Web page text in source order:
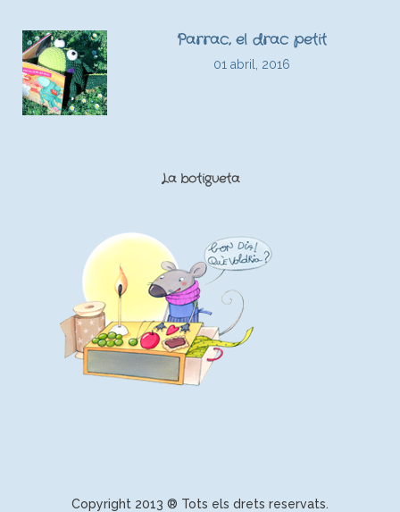
Parrac, el drac petit
01 abril, 2016
La botigueta
Copyright 2013 ® Tots els drets reservats.